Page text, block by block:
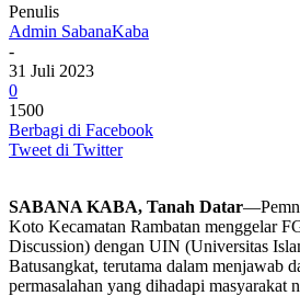
Penulis
Admin SabanaKaba
-
31 Juli 2023
0
1500
Berbagi di Facebook
Tweet di Twitter
SABANA KABA, Tanah Datar
Koto Kecamatan Rambatan menggelar
Discussion) dengan UIN (Universitas
Batusangkat, terutama dalam menjawab
permasalahan yang dihadapi masyarakat